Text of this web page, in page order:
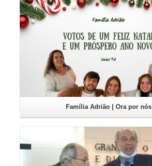
Família Adrião | Ora por nós